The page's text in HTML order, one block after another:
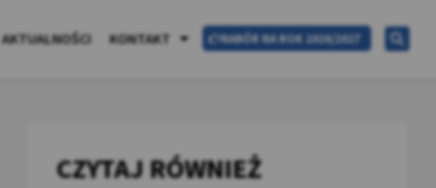
AKTUALNOŚCI KONTAKT NABÓR NA ROK 2026/2027
CZYTAJ RÓWNIEŻ